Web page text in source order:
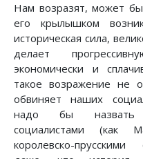
Нам возразят, может
его крылышком
историческая сила,
делает
экономически и
такое возражение не
обвиняет наших
надо бы назвать
социалистами (как
королевско-прусскими